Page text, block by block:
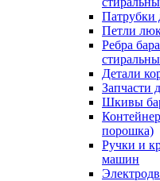
Патрубки
Петли
Ребра
Детали
Запчасти
Шкивы
порошка)
Ручки и
машин